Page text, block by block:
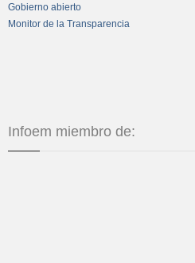
Gobierno abierto
Monitor de la Transparencia
Infoem miembro de: